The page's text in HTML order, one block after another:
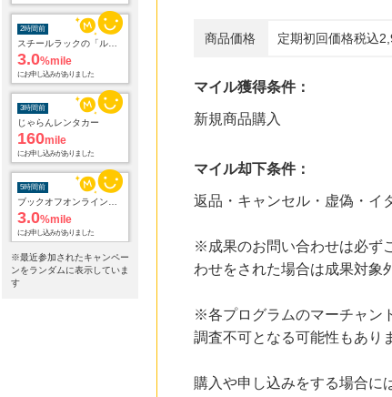
2時間前
3.0%mile
にお申し込みがありました
3時間前
じゃらんレンタカー
160mile
にお申し込みがありました
5時間前
3.0%mile
にお申し込みがありました
9時間前
※最近参加されたキャンペー
ンをランダムに表示していま
す
商品価格 定期初回価格税込
マイル獲得条件：
新規商品購入
マイル却下条件：
返品・キャンセル・虚偽・イ
※成果のお問い合わせは必ず
わせをされた場合は成果対象
※各プログラムのマーチャン
調査不可となる可能性もあり
購入や申し込みをする場合に